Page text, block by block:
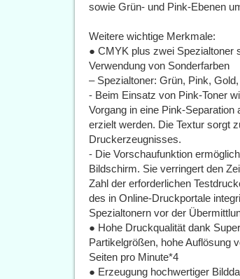
sowie Grün- und Pink-Ebenen
Weitere wichtige Merkmale:
● CMYK plus zwei Spezialtoner
Verwendung von Sonderfarben
– Spezialtoner: Grün, Pink,
⁃ Beim Einsatz von Pink-Toner
Vorgang in eine Pink-
erzielt werden. Die Textur sorgt
Druckerzeugnisses.
⁃ Die Vorschaufunktion
Bildschirm. Sie verringert den
Zahl der erforderlichen
des in Online-Druckportale
Spezialtonern vor der
● Hohe Druckqualität dank
Partikelgrößen, hohe Auflösung
Seiten pro Minute*4
● Erzeugung hochwertiger